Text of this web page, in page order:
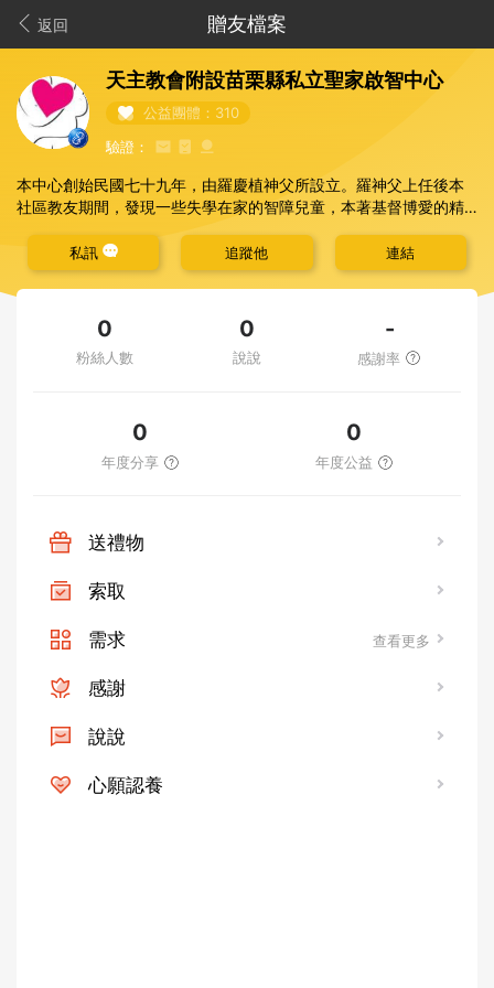
返回 贈友檔案
天主教會附設苗栗縣私立聖家啟智中心
公益團體：310
驗證：
本中心創始民國七十九年，由羅慶植神父所設立。羅神父上任後本
社區教友期間，發現一些失學在家的智障兒童，本著基督博愛的精
敬重。民國七十九年九月訪苗栗縣政府社會科，並接受輔導；而在
同年十二月核准立案。 本中心為天主教會所設立之社會慈愛機構，
期望員工都能體會耶穌深愛小孩，並願人們都能彼此相愛之精神，
進而於生活及工作中實踐之。以耶穌基督的心懷，為我們當中那些
智障及腦性麻痺之小兄弟服務，使其接受應有之教育。
私訊 追蹤他 連結
0
粉絲人數
0
說說
-
感謝率
0
年度分享
0
年度公益
送禮物
索取
需求 查看更多
感謝
說說
心願認養